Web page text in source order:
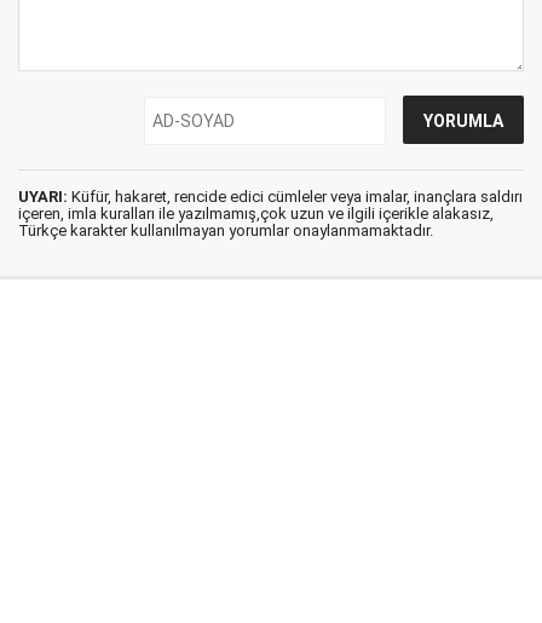
UYARI: Küfür, hakaret, rencide edici cümleler veya imalar, inançlara saldırı
içeren, imla kuralları ile yazılmamış,çok uzun ve ilgili içerikle alakasız,
Türkçe karakter kullanılmayan yorumlar onaylanmamaktadır.